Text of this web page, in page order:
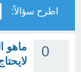
اطرح سؤالاً:
0
ماهو